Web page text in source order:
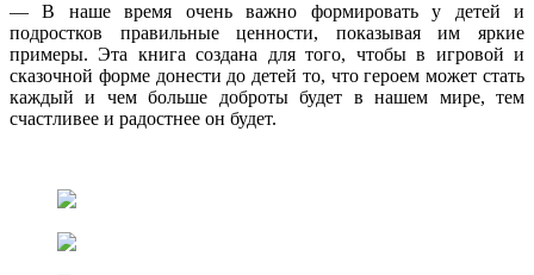
— В наше время очень важно формировать у детей и
подростков правильные ценности, показывая им яркие
примеры. Эта книга создана для того, чтобы в игровой и
сказочной форме донести до детей то, что героем может стать
каждый и чем больше доброты будет в нашем мире, тем
счастливее и радостнее он будет.